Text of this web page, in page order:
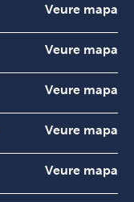
Veure mapa
Veure mapa
Veure mapa
Veure mapa
Veure mapa